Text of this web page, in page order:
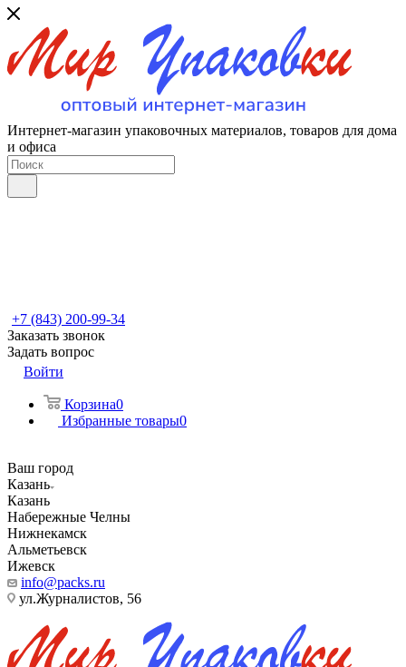
Интернет-магазин упаковочных материалов, товаров для дома
и офиса
+7 (843) 200-99-34
Заказать звонок
Задать вопрос
Войти
Корзина0
Избранные товары0
Ваш город
Казань
Казань
Набережные Челны
Нижнекамск
Альметьевск
Ижевск
info@packs.ru
ул.Журналистов, 56